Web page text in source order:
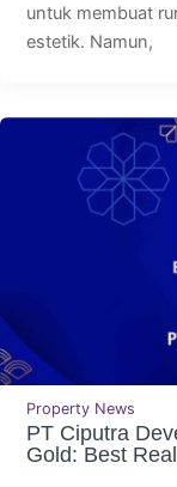
untuk membuat
estetik. Namun,
Property News
PT Ciputra
Gold: Best